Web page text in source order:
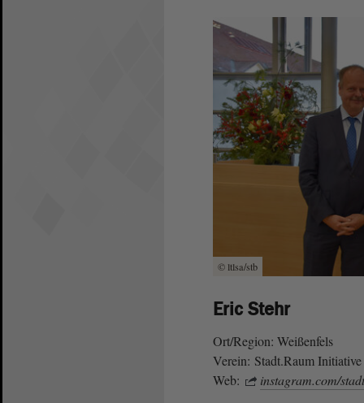
© ltlsa/stb
Eric Stehr
Ort/Region: Weißenfels
Verein: Stadt.Raum
Web:
instagram.com/